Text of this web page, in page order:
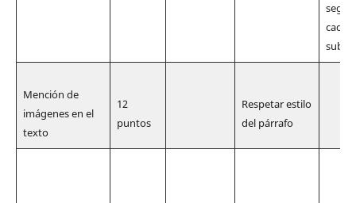
cada
Mención de
imágenes en el
texto
12
puntos
Respetar estilo
del párrafo